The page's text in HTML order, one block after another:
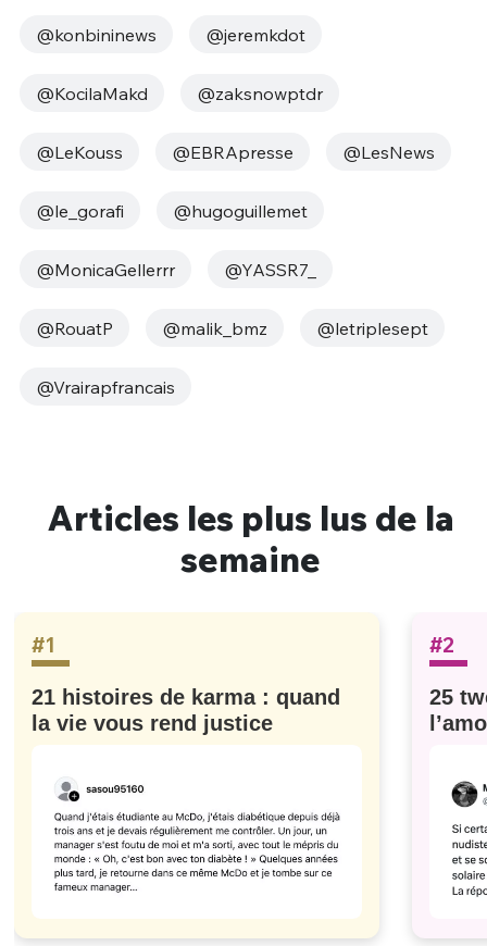
@konbininews @jeremkdot
@KocilaMakd @zaksnowptdr
@LeKouss @EBRApresse @LesNews
@le_gorafi @hugoguillemet
@MonicaGellerrr @YASSR7_
@RouatP @malik_bmz @letriplesept
@Vrairapfrancais
Articles les plus lus de la
semaine
#1
21 histoires de karma : quand
la vie vous rend justice
#2
25